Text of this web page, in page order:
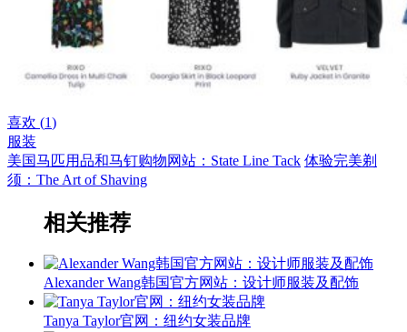
喜欢 (1)
服装
美国马匹用品和马钉购物网站：State Line Tack 体验完美剃
须：The Art of Shaving
相关推荐
Alexander Wang韩国官方网站：设计师服装及配饰
Tanya Taylor官网：纽约女装品牌